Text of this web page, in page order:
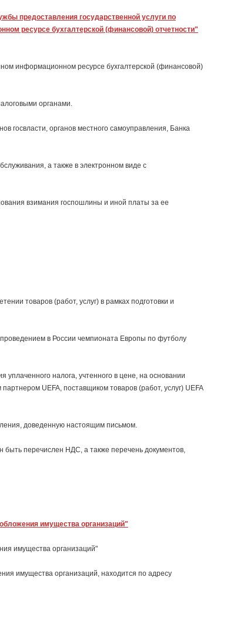
предоставления государственной услуги по
ресурсе бухгалтерской (финансовой) отчетности"
информационном ресурсе бухгалтерской (финансовой)
органами.
госвласти, органов местного самоуправления, Банка
а также в электронном виде с
взимания госпошлины и иной платы за ее
товаров (работ, услуг) в рамках подготовки и
проведением в России чемпионата Европы по футболу
налога, учтенного в цене, на основании
UEFA, поставщиком товаров (работ, услуг) UEFA
доведенную настоящим письмом.
быть перечислен НДС, а также перечень документов,
имущества организаций"
имущества организаций"
имущества организаций, находится по адресу